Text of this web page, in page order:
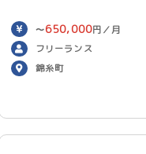
〜650,000円／月
フリーランス
錦糸町